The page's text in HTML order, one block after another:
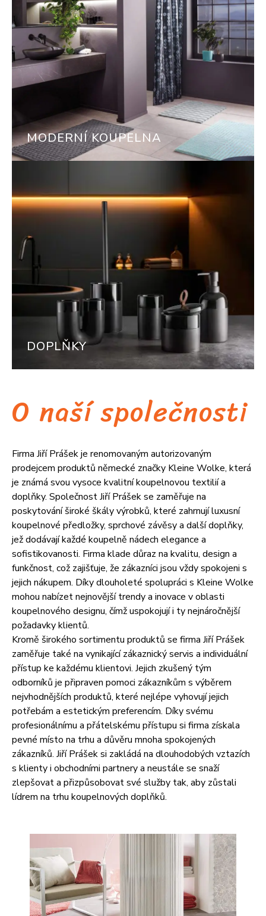
MODERNÍ KOUPELNA
DOPLŇKY
O naší společnosti
Firma Jiří Prášek je renomovaným autorizovaným
prodejcem produktů německé značky Kleine Wolke, která
je známá svou vysoce kvalitní koupelnovou textilií a
doplňky. Společnost Jiří Prášek se zaměřuje na
poskytování široké škály výrobků, které zahrnují luxusní
koupelnové předložky, sprchové závěsy a další doplňky,
jež dodávají každé koupelně nádech elegance a
sofistikovanosti. Firma klade důraz na kvalitu, design a
funkčnost, což zajišťuje, že zákazníci jsou vždy spokojeni s
jejich nákupem. Díky dlouholeté spolupráci s Kleine Wolke
mohou nabízet nejnovější trendy a inovace v oblasti
koupelnového designu, čímž uspokojují i ty nejnáročnější
požadavky klientů.
Kromě širokého sortimentu produktů se firma Jiří Prášek
zaměřuje také na vynikající zákaznický servis a individuální
přístup ke každému klientovi. Jejich zkušený tým
odborníků je připraven pomoci zákazníkům s výběrem
nejvhodnějších produktů, které nejlépe vyhovují jejich
potřebám a estetickým preferencím. Díky svému
profesionálnímu a přátelskému přístupu si firma získala
pevné místo na trhu a důvěru mnoha spokojených
zákazníků. Jiří Prášek si zakládá na dlouhodobých vztazích
s klienty i obchodními partnery a neustále se snaží
zlepšovat a přizpůsobovat své služby tak, aby zůstali
lídrem na trhu koupelnových doplňků.